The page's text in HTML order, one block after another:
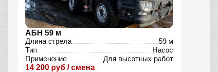
АБН 59 м
Длина стрела
59 м
Тип
Насос
Применение
Для высотных работ
14 200 руб / смена